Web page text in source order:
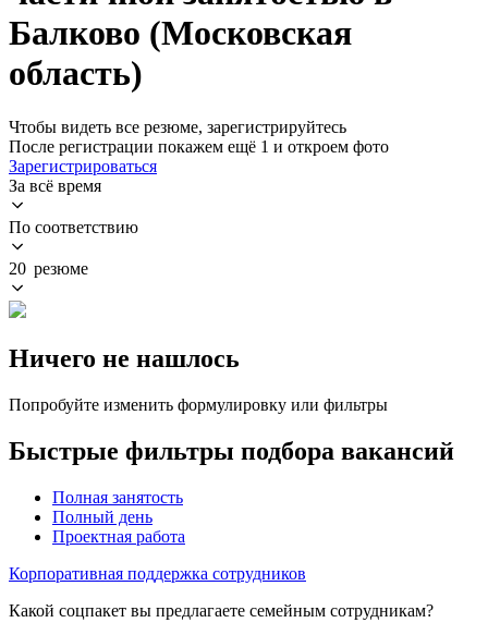
Балково (Московская
область)
Чтобы видеть все резюме, зарегистрируйтесь
После регистрации покажем ещё 1 и откроем фото
Зарегистрироваться
За всё время
По соответствию
20 резюме
Ничего не нашлось
Попробуйте изменить формулировку или фильтры
Быстрые фильтры подбора вакансий
Полная занятость
Полный день
Проектная работа
Корпоративная поддержка сотрудников
Какой соцпакет вы предлагаете семейным сотрудникам?